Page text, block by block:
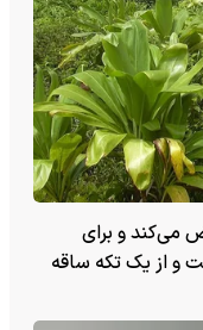
می‌کند و برای
و از یک تکه ساقه